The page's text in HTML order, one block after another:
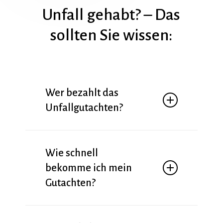
Unfall gehabt? – Das
sollten Sie wissen:
Wer bezahlt das
Unfallgutachten?
die gegnerische Versicherung die Kosten
für das Gutachten. Für dich entstehen
keine zusätzlichen Kosten.
Wie schnell
bekomme ich mein
Gutachten?